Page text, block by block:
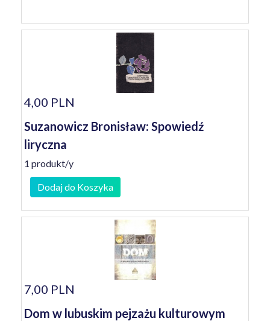
4,00 PLN
Suzanowicz Bronisław: Spowiedź
liryczna
1 produkt/y
Dodaj do Koszyka
7,00 PLN
Dom w lubuskim pejzażu kulturowym